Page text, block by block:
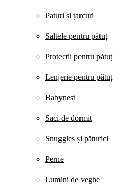
Paturi și țarcuri
Saltele pentru pătuț
Protecții pentru pătuț
Lenjerie pentru pătuț
Babynest
Saci de dormit
Snuggles și păturici
Perne
Lumini de veghe